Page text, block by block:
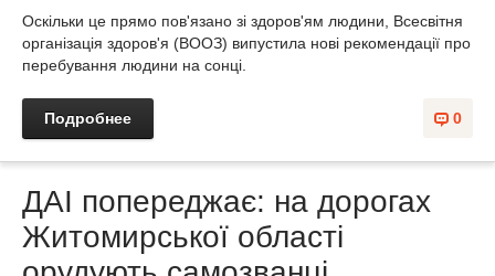
Оскільки це прямо пов'язано зі здоров'ям людини, Всесвітня
організація здоров'я (ВООЗ) випустила нові рекомендації про
перебування людини на сонці.
0
Подробнее
ДАІ попереджає: на дорогах
Житомирської області